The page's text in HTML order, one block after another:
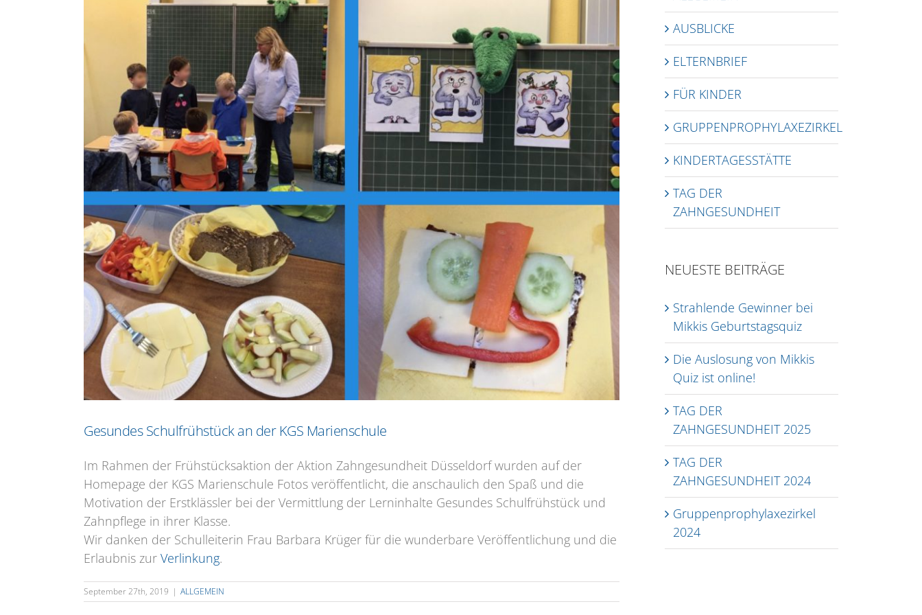
Bild
Gesundes Schulfrühstück an der KGS Marienschule
Im Rahmen der Frühstücksaktion der Aktion Zahngesundheit Düsseldorf wurden auf der
Homepage der KGS Marienschule Fotos veröffentlicht, die anschaulich den Spaß und die
Motivation der Erstklässler bei der Vermittlung der Lerninhalte Gesundes Schulfrühstück und
Zahnpflege in ihrer Klasse.
Wir danken der Schulleiterin Frau Barbara Krüger für die wunderbare Veröffentlichung und die
Erlaubnis zur Verlinkung.
September 27th, 2019 | ALLGEMEIN
AUSBLICKE
ELTERNBRIEF
FÜR KINDER
GRUPPENPROPHYLAXEZIRKEL
KINDERTAGESSTÄTTE
TAG DER
ZAHNGESUNDHEIT
NEUESTE BEITRÄGE
Strahlende Gewinner bei
Mikkis Geburtstagsquiz
Die Auslosung von Mikkis
Quiz ist online!
TAG DER
ZAHNGESUNDHEIT 2025
TAG DER
ZAHNGESUNDHEIT 2024
Gruppenprophylaxezirkel
2024